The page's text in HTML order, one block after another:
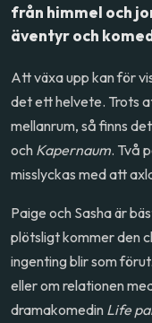
från himmel och
äventyr och
Att växa upp kan för
det ett helvete. Trots
mellanrum, så finns
och Kapernaum. Två
misslyckas med att
Paige och Sasha är
plötsligt kommer den
ingenting blir som
eller om relationen
dramakomedin Life